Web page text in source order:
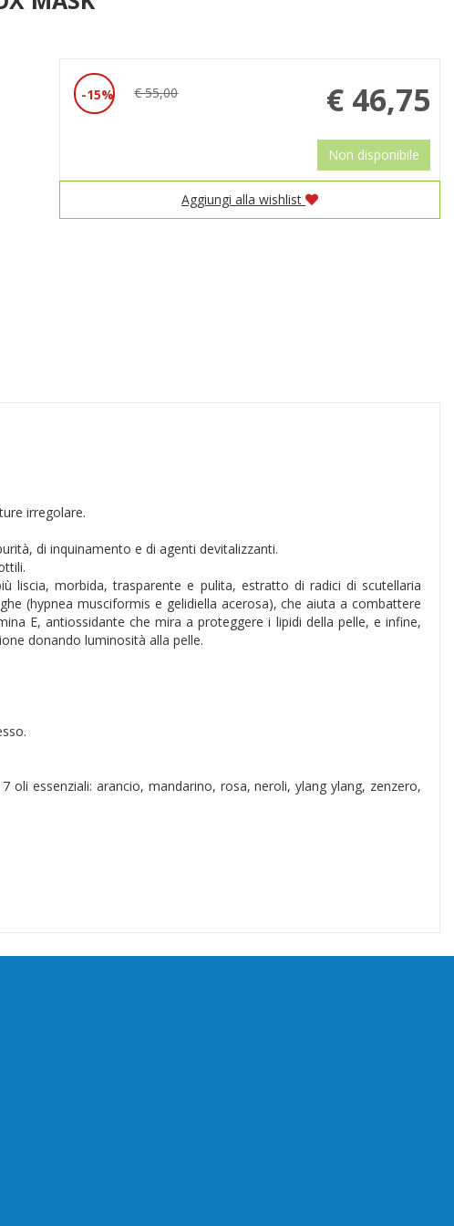
15% € 55,00
Prezzo
scontato
€ 46,75
Non disponibile
Aggiungi alla wishlist
irregolare.
di inquinamento e di agenti devitalizzanti.
liscia, morbida, trasparente e pulita, estratto di radici di scutellaria
(hypnea musciformis e gelidiella acerosa), che aiuta a combattere
E, antiossidante che mira a proteggere i lipidi della pelle, e infine,
donando luminosità alla pelle.
essenziali: arancio, mandarino, rosa, neroli, ylang ylang, zenzero,